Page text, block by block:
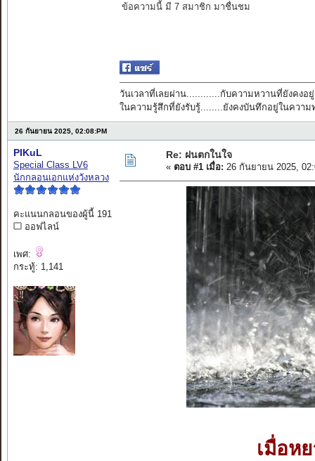
ข้อความนี้ มี 7 สมาชิก มาชื่นชม
วันเวลาที่เลยผ่าน............กับความหวานที่ยังคงอยู่
ในความรู้สึกที่ยังรับรู้........ยังคงบันทึกอยู่ในความ
26 กันยายน 2025, 02:08:PM
PIKuL
Special Class LV6
นักกลอนเอกแห่งวังหลวง
คะแนนกลอนของผู้นี้ 191
ออฟไลน์
เพศ:
กระทู้: 1,141
Re: ฝนตกในใจ
« ตอบ #1 เมื่อ: 26 กันยายน 2025,
เมื่อห